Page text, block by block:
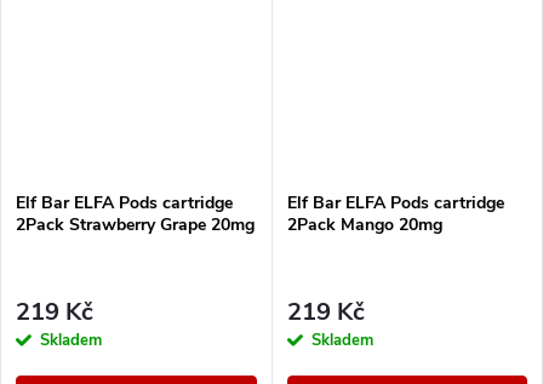
Elf Bar ELFA Pods cartridge
2Pack Strawberry Grape 20mg
219 Kč
Skladem
Elf Bar ELFA Pods cartridge
2Pack Mango 20mg
219 Kč
Skladem